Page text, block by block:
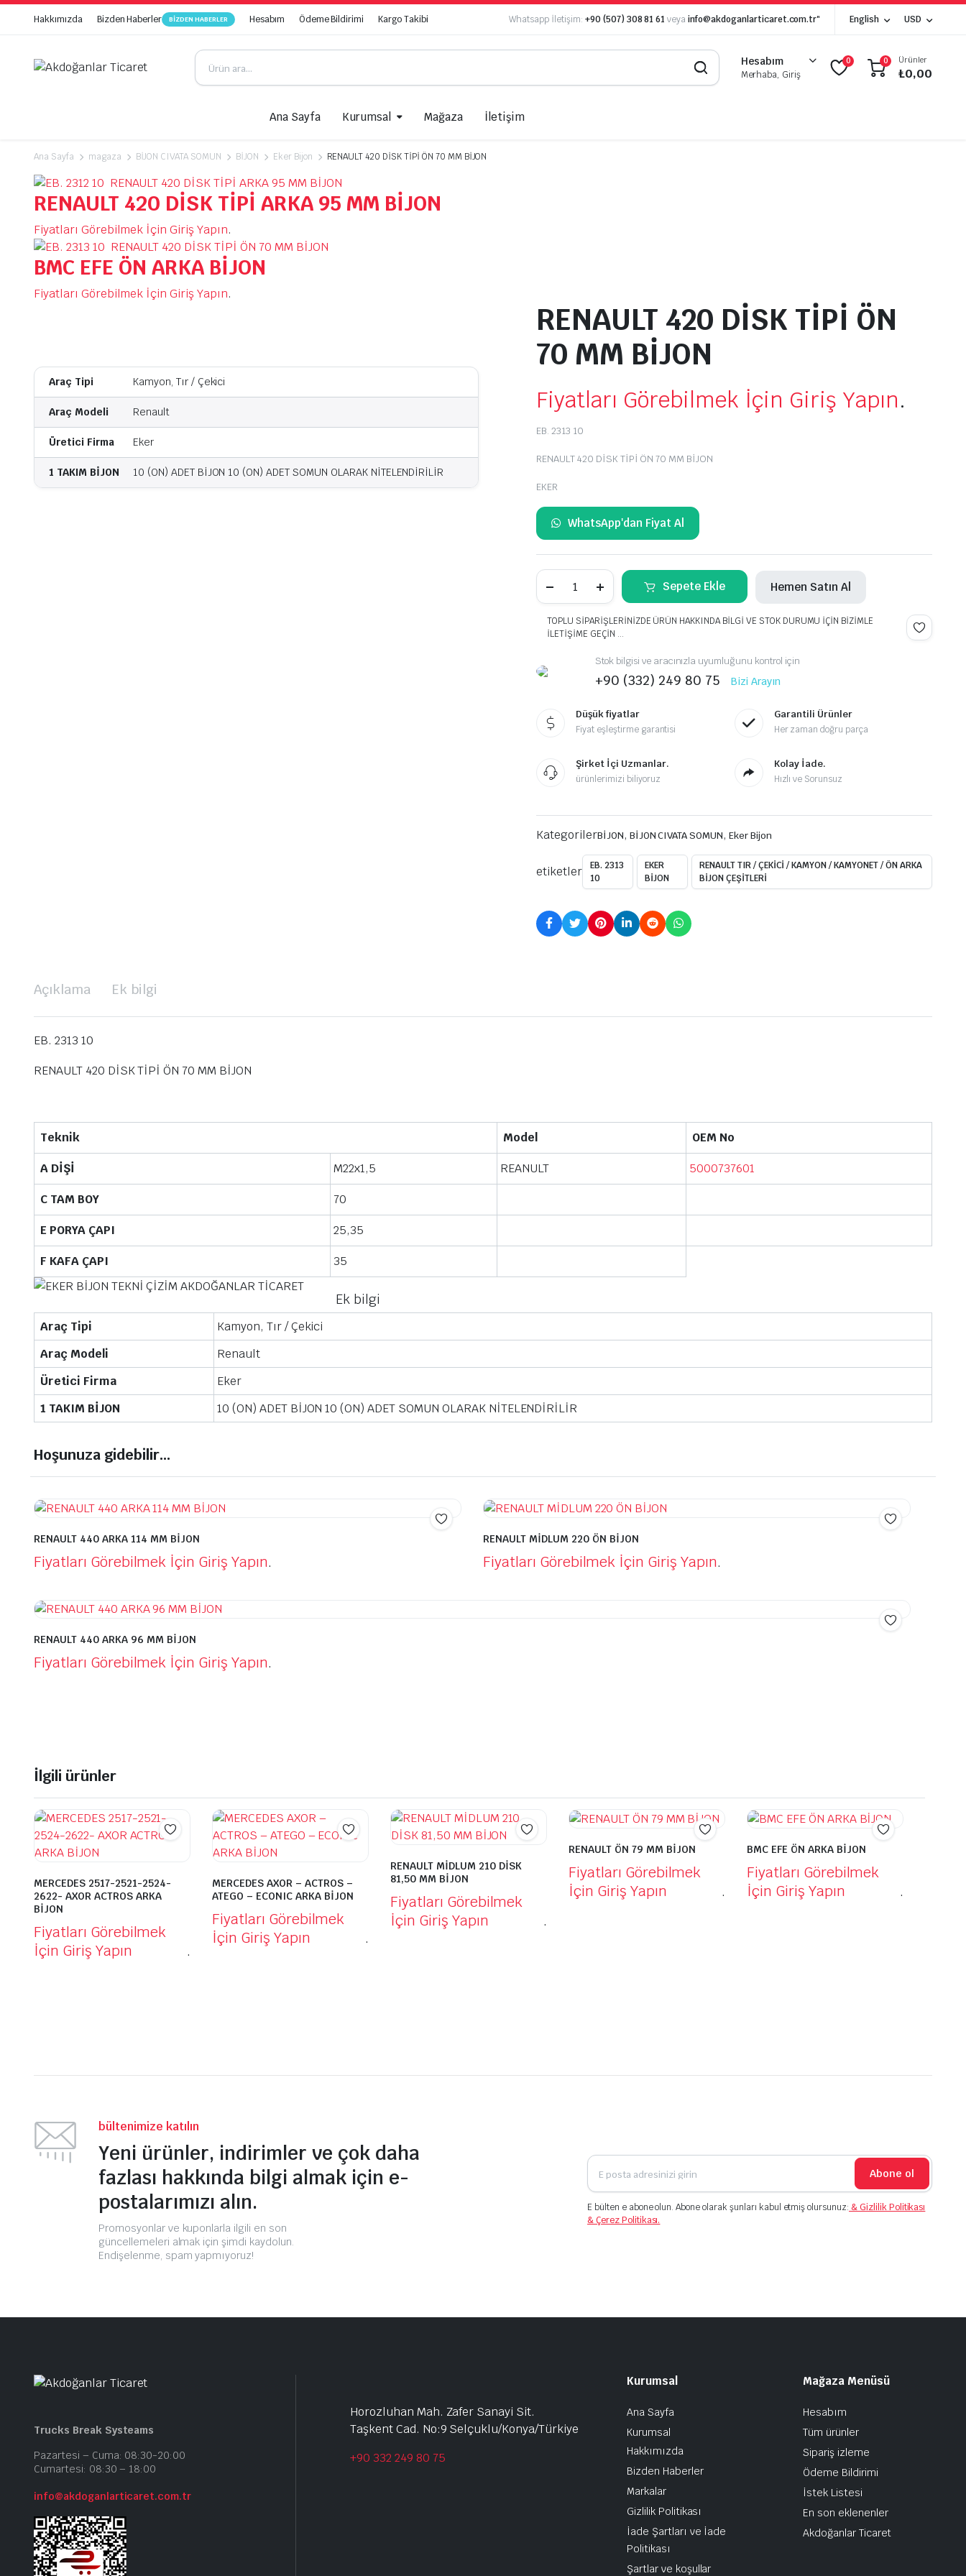
Hakkımızda Bizden Haberler BIZDEN HABERLER Hesabım Ödeme Bildirimi Kargo Takibi Whatsapp İletişim: +90 (507) 308 81 61 veya info@akdoganlarticaret.com.tr" English USD
Hesabım
Merhaba, Giriş
0 0 Ürünler
₺0,00
Ana Sayfa Kurumsal Mağaza İletişim
Ana Sayfa magaza BİJON CIVATA SOMUN BİJON Eker Bijon RENAULT 420 DİSK TİPİ ÖN 70 MM BİJON
RENAULT 420 DİSK TİPİ ARKA 95 MM BİJON
Fiyatları Görebilmek İçin Giriş Yapın.
BMC EFE ÖN ARKA BİJON
Fiyatları Görebilmek İçin Giriş Yapın.
Araç Tipi Kamyon, Tır / Çekici
Araç Modeli Renault
Üretici Firma Eker
1 TAKIM BİJON 10 (ON) ADET BİJON 10 (ON) ADET SOMUN OLARAK NİTELENDİRİLİR
RENAULT 420 DİSK TİPİ ÖN
70 MM BİJON
Fiyatları Görebilmek İçin Giriş Yapın.
EB. 2313 10
RENAULT 420 DİSK TİPİ ÖN 70 MM BİJON
EKER
WhatsApp'dan Fiyat Al
420
ÖN
70
Sepete Ekle Hemen Satın Al
TOPLU SİPARİŞLERİNİZDE ÜRÜN HAKKINDA BİLGİ VE STOK DURUMU İÇİN BİZİMLE
İLETİŞİME GEÇİN ...
Stok bilgisi ve aracınızla uyumluğunu kontrol için
+90 (332) 249 80 75 Bizi Arayın
Düşük fiyatlar
Fiyat eşleştirme garantisi
Garantili Ürünler
Her zaman doğru parça
Şirket İçi Uzmanlar.
ürünlerimizi biliyoruz
Kolay İade.
Hızlı ve Sorunsuz
KategorilerBİJON, BİJON CIVATA SOMUN, Eker Bijon
etiketler
EB. 2313
10
EKER
BİJON
RENAULT TIR / ÇEKİCİ / KAMYON / KAMYONET / ÖN ARKA
BİJON ÇEŞİTLERİ
Açıklama Ek bilgi
EB. 2313 10
RENAULT 420 DİSK TİPİ ÖN 70 MM BİJON
Teknik Model OEM No
A DİŞİ M22x1,5 REANULT 5000737601
C TAM BOY 70
E PORYA ÇAPI 25,35
F KAFA ÇAPI 35
Ek bilgi
Araç Tipi
Kamyon, Tır / Çekici
Araç Modeli
Renault
Üretici Firma
Eker
1 TAKIM BİJON
10 (ON) ADET BİJON 10 (ON) ADET SOMUN OLARAK NİTELENDİRİLİR
Hoşunuza gidebilir…
RENAULT 440 ARKA 114 MM BİJON
Fiyatları Görebilmek İçin Giriş Yapın.
RENAULT MİDLUM 220 ÖN BİJON
Fiyatları Görebilmek İçin Giriş Yapın.
RENAULT 440 ARKA 96 MM BİJON
Fiyatları Görebilmek İçin Giriş Yapın.
İlgili ürünler
MERCEDES 2517-2521-2524-
2622- AXOR ACTROS ARKA
BİJON
Fiyatları Görebilmek
İçin Giriş Yapın
.
MERCEDES AXOR – ACTROS –
ATEGO – ECONIC ARKA BİJON
Fiyatları Görebilmek
İçin Giriş Yapın
.
RENAULT MİDLUM 210 DİSK
81,50 MM BİJON
Fiyatları Görebilmek
İçin Giriş Yapın
.
RENAULT ÖN 79 MM BİJON
Fiyatları Görebilmek
İçin Giriş Yapın
.
BMC EFE ÖN ARKA BİJON
Fiyatları Görebilmek
İçin Giriş Yapın
.
bültenimize katılın
Yeni ürünler, indirimler ve çok daha
fazlası hakkında bilgi almak için e-
postalarımızı alın.
Promosyonlar ve kuponlarla ilgili en son
güncellemeleri almak için şimdi kaydolun.
Endişelenme, spam yapmıyoruz!
Abone ol
E bülten e abone olun. Abone olarak şunları kabul etmiş olursunuz: & Gizlilik Politikası
& Çerez Politikası.
Trucks Break Systeams
Pazartesi – Cuma: 08:30-20:00
Cumartesi: 08:30 – 18:00
info@akdoganlarticaret.com.tr
Horozluhan Mah. Zafer Sanayi Sit.
Taşkent Cad. No:9 Selçuklu/Konya/Türkiye
+90 332 249 80 75
Kurumsal
Ana Sayfa
Kurumsal
Hakkımızda
Bizden Haberler
Markalar
Gizlilik Politikası
İade Şartları ve İade
Politikası
Şartlar ve koşullar
Mağaza Menüsü
Hesabım
Tüm ürünler
Sipariş izleme
Ödeme Bildirimi
İstek Listesi
En son eklenenler
Akdoğanlar Ticaret